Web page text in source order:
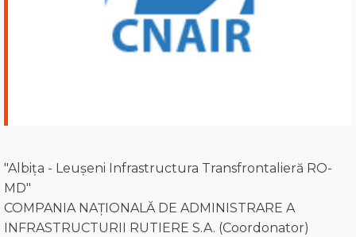
"Albița - Leușeni Infrastructura Transfrontalieră RO-
MD"
COMPANIA NAȚIONALĂ DE ADMINISTRARE A
INFRASTRUCTURII RUTIERE S.A. (Coordonator)